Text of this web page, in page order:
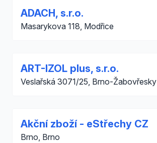
ADACH, s.r.o.
Masarykova 118, Modřice
ART-IZOL plus, s.r.o.
Veslařská 3071/25, Brno-Žabovřesky
Akční zboží - eStřechy CZ
Brno, Brno